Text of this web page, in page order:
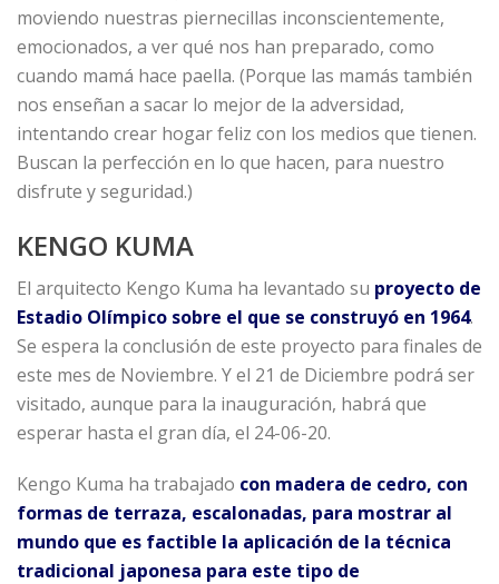
moviendo nuestras piernecillas inconscientemente,
emocionados, a ver qué nos han preparado, como
cuando mamá hace paella. (Porque las mamás también
nos enseñan a sacar lo mejor de la adversidad,
intentando crear hogar feliz con los medios que tienen.
Buscan la perfección en lo que hacen, para nuestro
disfrute y seguridad.)
KENGO KUMA
El arquitecto Kengo Kuma ha levantado su proyecto de
Estadio Olímpico sobre el que se construyó en 1964.
Se espera la conclusión de este proyecto para finales de
este mes de Noviembre. Y el 21 de Diciembre podrá ser
visitado, aunque para la inauguración, habrá que
esperar hasta el gran día, el 24-06-20.
Kengo Kuma ha trabajado con madera de cedro, con
formas de terraza, escalonadas, para mostrar al
mundo que es factible la aplicación de la técnica
tradicional japonesa para este tipo de